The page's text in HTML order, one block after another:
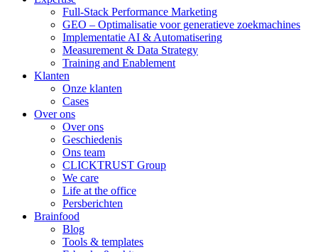
Full-Stack Performance Marketing
GEO – Optimalisatie voor generatieve zoekmachines
Implementatie AI & Automatisering
Measurement & Data Strategy
Training and Enablement
Klanten
Onze klanten
Cases
Over ons
Over ons
Geschiedenis
Ons team
CLICKTRUST Group
We care
Life at the office
Persberichten
Brainfood
Blog
Tools & templates